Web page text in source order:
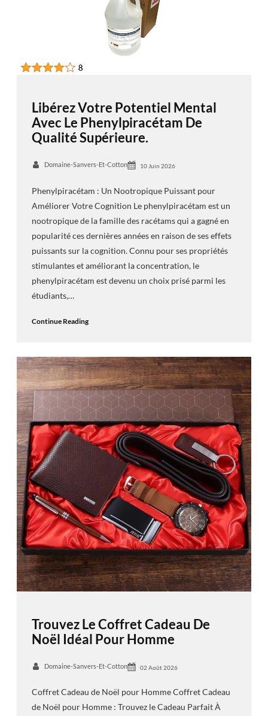
Libérez Votre Potentiel Mental
Avec Le Phenylpiracétam De
Qualité Supérieure.
Domaine-Sanvers-Et-Cotton 10 Juin 2026
Phenylpiracétam : Un Nootropique Puissant pour
Améliorer Votre Cognition Le phenylpiracétam est un
nootropique de la famille des racétams qui a gagné en
popularité ces dernières années en raison de ses effets
puissants sur la cognition. Connu pour ses propriétés
stimulantes et améliorant la concentration, le
phenylpiracétam est devenu un choix prisé parmi les
étudiants,…
Continue Reading
Trouvez Le Coffret Cadeau De
Noël Idéal Pour Homme
Domaine-Sanvers-Et-Cotton 02 Août 2026
Coffret Cadeau de Noël pour Homme Coffret Cadeau
de Noël pour Homme : Trouvez le Cadeau Parfait À